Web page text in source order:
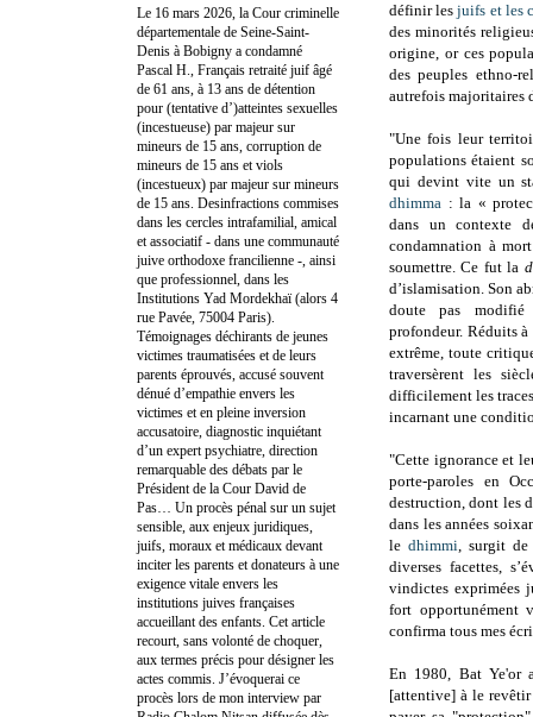
définir lesjuifs et les
des minorités
origine, or ces
des peuples ethno-
autrefois majoritaires
"Une fois leur
populations étaient
qui devint vite un
dhimma : la «
dans un contexte
condamnation à
soumettre. Ce fut la
d’islamisation. Son
doute pas modifié
profondeur. Réduits
extrême, toute
traversèrent les
difficilement les
incarnant une
"Cette ignorance et
porte-paroles en
destruction, dont les
dans les années
le dhimmi, surgit de
diverses facettes,
vindictes exprimées
fort opportunément
confirma tous mes
En 1980, Bat Ye'or
[attentive] à le
Le 16 mars 2026, la Cour criminelle
départementale de Seine-Saint-
Denis à Bobigny a condamné
Pascal H., Français retraité juif âgé
de 61 ans, à 13 ans de détention
pour (tentative d’)atteintes sexuelles
(incestueuse) par majeur sur
mineurs de 15 ans, corruption de
mineurs de 15 ans et viols
(incestueux) par majeur sur mineurs
de 15 ans. Desinfractions commises
dans les cercles intrafamilial, amical
et associatif - dans une communauté
juive orthodoxe francilienne -, ainsi
que professionnel, dans les
Institutions Yad Mordekhaï (alors 4
rue Pavée, 75004 Paris).
Témoignages déchirants de jeunes
victimes traumatisées et de leurs
parents éprouvés, accusé souvent
dénué d’empathie envers les
victimes et en pleine inversion
accusatoire, diagnostic inquiétant
d’un expert psychiatre, direction
remarquable des débats par le
Président de la Cour David de
Pas… Un procès pénal sur un sujet
sensible, aux enjeux juridiques,
juifs, moraux et médicaux devant
inciter les parents et donateurs à une
exigence vitale envers les
institutions juives françaises
accueillant des enfants. Cet article
recourt, sans volonté de choquer,
aux termes précis pour désigner les
actes commis. J’évoquerai ce
procès lors de mon interview par